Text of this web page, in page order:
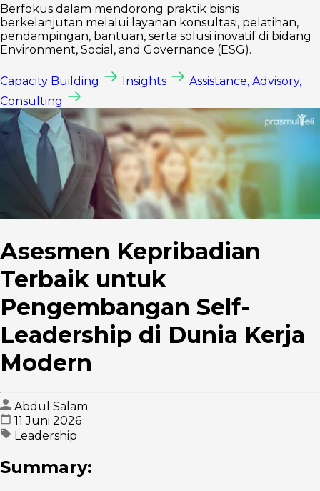
Berfokus dalam mendorong praktik bisnis
berkelanjutan melalui layanan konsultasi, pelatihan,
pendampingan, bantuan, serta solusi inovatif di bidang
Environment, Social, and Governance (ESG).
Capacity Building Insights
Assistance, Advisory,
Consulting
Asesmen Kepribadian
Terbaik untuk
Pengembangan Self-
Leadership di Dunia Kerja
Modern
Abdul Salam
11 Juni 2026
Leadership
Summary: